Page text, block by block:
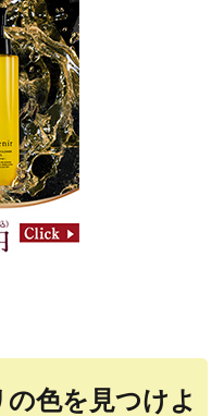
色を見つけよ